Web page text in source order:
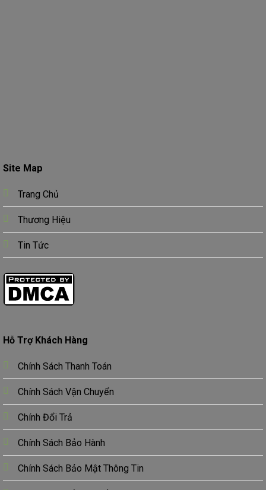
Site Map
Trang Chủ
Thương Hiệu
Tin Tức
Hỗ Trợ Khách Hàng
Chính Sách Thanh Toán
Chính Sách Vận Chuyển
Chính Đổi Trả
Chính Sách Bảo Hành
Chính Sách Bảo Mật Thông Tin